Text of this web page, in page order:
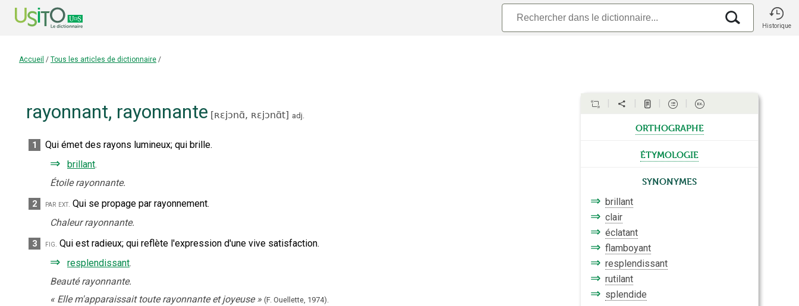
Historique
Accueil / Tous les articles de dictionnaire /
rayonnant, rayonnante [ʀɛjɔnɑ̃, ʀɛjɔnɑ̃t] adj.
1 Qui émet des rayons lumineux; qui brille.
⇒ brillant.
Étoile rayonnante.
2 par ext. Qui se propage par rayonnement.
Chaleur rayonnante.
3 fig. Qui est radieux; qui reflète l'expression d'une vive satisfaction.
⇒ resplendissant.
Beauté rayonnante.
« Elle m'apparaissait toute rayonnante et joyeuse » (F. Ouellette, 1974).
orthographe
étymologie
Synonymes
⇒ brillant
⇒ clair
⇒ éclatant
⇒ flamboyant
⇒ resplendissant
⇒ rutilant
⇒ splendide